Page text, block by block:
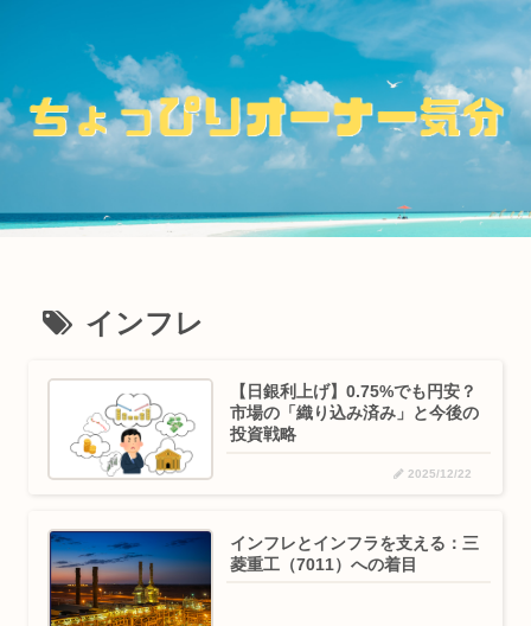
インフレ
【日銀利上げ】0.75%でも円安？
市場の「織り込み済み」と今後の
投資戦略
2025/12/22
インフレとインフラを支える：三
菱重工（7011）への着目